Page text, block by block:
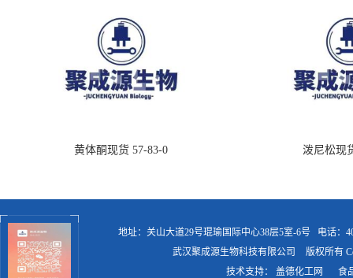
黄体酮现货 57-83-0 泼尼松现
地址：关山大道29号琨瑜国际中心38层5室-6号 电话：
武汉聚成源生物科技有限公司
版权所有
技术支持： 盖德化工网 食